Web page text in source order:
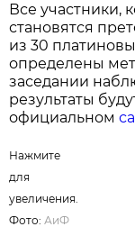
Все участники,
становятся
из 30
определены
заседании
результаты
официальном
Нажмите
для
увеличения.
Фото:АиФ